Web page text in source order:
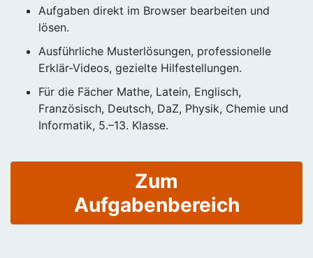
Aufgaben direkt im Browser bearbeiten und
lösen.
Ausführliche Musterlösungen, professionelle
Erklär-Videos, gezielte Hilfestellungen.
Für die Fächer Mathe, Latein, Englisch,
Französisch, Deutsch, DaZ, Physik, Chemie und
Informatik, 5.–13. Klasse.
Zum
Aufgabenbereich